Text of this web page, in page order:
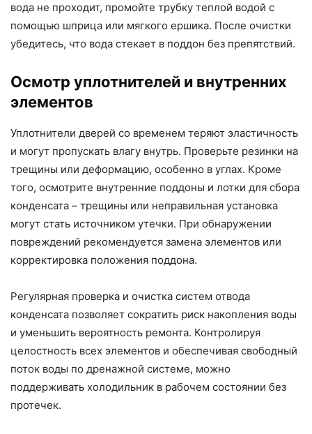
вода не проходит, промойте трубку теплой водой с
помощью шприца или мягкого ершика. После очистки
убедитесь, что вода стекает в поддон без препятствий.
Осмотр уплотнителей и внутренних
элементов
Уплотнители дверей со временем теряют эластичность
и могут пропускать влагу внутрь. Проверьте резинки на
трещины или деформацию, особенно в углах. Кроме
того, осмотрите внутренние поддоны и лотки для сбора
конденсата – трещины или неправильная установка
могут стать источником утечки. При обнаружении
повреждений рекомендуется замена элементов или
корректировка положения поддона.
Регулярная проверка и очистка систем отвода
конденсата позволяет сократить риск накопления воды
и уменьшить вероятность ремонта. Контролируя
целостность всех элементов и обеспечивая свободный
поток воды по дренажной системе, можно
поддерживать холодильник в рабочем состоянии без
протечек.